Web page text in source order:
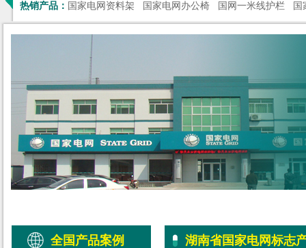
热销产品： 国家电网资料架 国家电网办公椅 国网一米线护栏 国
全国产品案例 湖南省国家电网标志